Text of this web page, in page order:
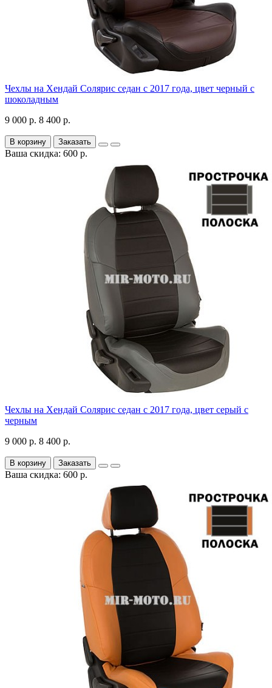
Чехлы на Хендай Солярис седан с 2017 года, цвет черный с
шоколадным
9 000 р. 8 400 р.
В корзину Заказать
Ваша скидка: 600 р.
Чехлы на Хендай Солярис седан с 2017 года, цвет серый с
черным
9 000 р. 8 400 р.
В корзину Заказать
Ваша скидка: 600 р.